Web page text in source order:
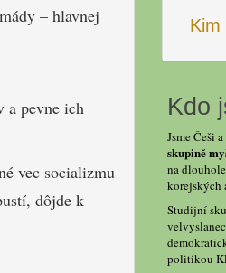
– hlavnej
a pevne ich
vec socializmu
dôjde k
Kim
Kdo
Jsme Češi
skupině
na
korejských
Studijní
politikou